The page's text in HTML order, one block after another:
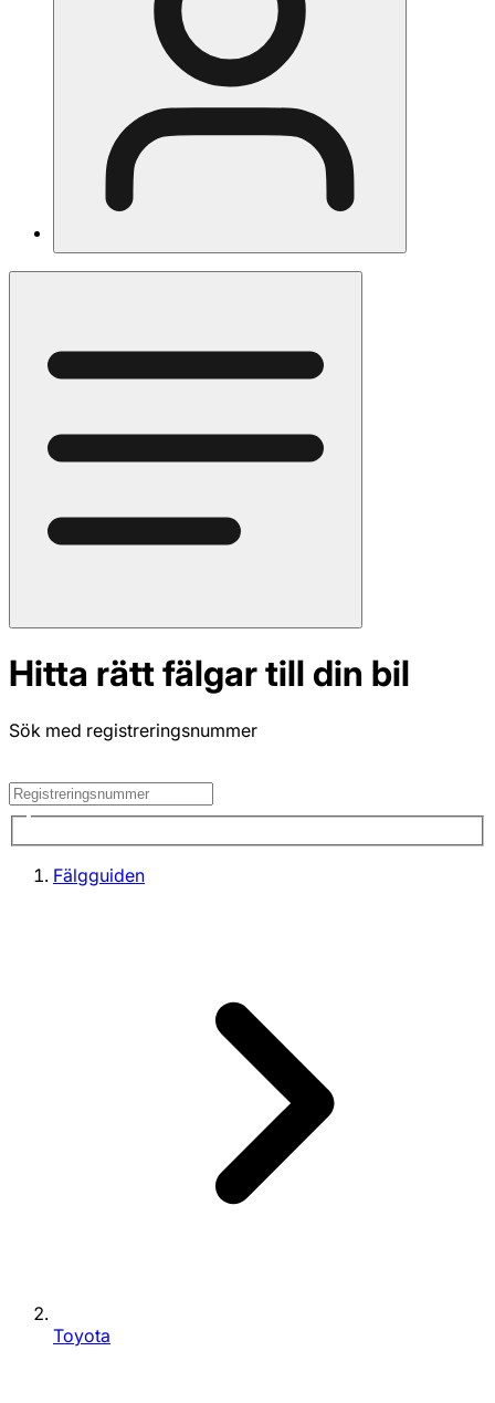
Hitta rätt fälgar till din bil
Sök med registreringsnummer
Fälgguiden
Toyota